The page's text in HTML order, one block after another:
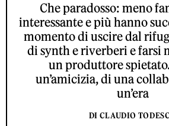
Che paradosso: meno
interessante e più hanno
momento di uscire dal
di synth e riverberi e farsi
un produttore
un’amicizia, di una
un’era
DI CLAUDIO